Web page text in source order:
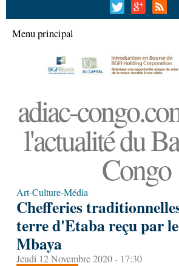
Menu principal
adiac-
l'actualité du
Congo
Art-Culture-Média
Chefferies
terre d'Etaba reçu par
Mbaya
Jeudi 12 Novembre 2020 - 17:30